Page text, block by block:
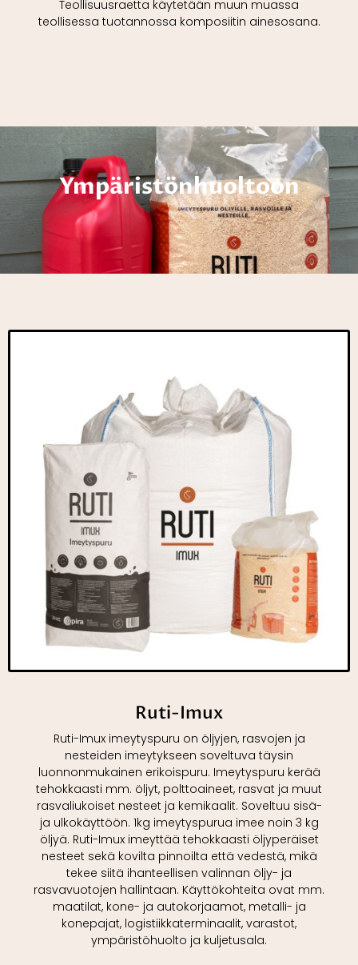
Teollisuusraetta käytetään muun muassa
teollisessa tuotannossa komposiitin ainesosana.
Ympäristönhuoltoon
Ruti-Imux
Ruti-Imux imeytyspuru on öljyjen, rasvojen ja
nesteiden imeytykseen soveltuva täysin
luonnonmukainen erikoispuru. Imeytyspuru kerää
tehokkaasti mm. öljyt, polttoaineet, rasvat ja muut
rasvaliukoiset nesteet ja kemikaalit. Soveltuu sisä-
ja ulkokäyttöön. 1kg imeytyspurua imee noin 3 kg
öljyä. Ruti-Imux imeyttää tehokkaasti öljyperäiset
nesteet sekä kovilta pinnoilta että vedestä, mikä
tekee siitä ihanteellisen valinnan öljy- ja
rasvavuotojen hallintaan. Käyttökohteita ovat mm.
maatilat, kone- ja autokorjaamot, metalli- ja
konepajat, logistiikkaterminaalit, varastot,
ympäristöhuolto ja kuljetusala.